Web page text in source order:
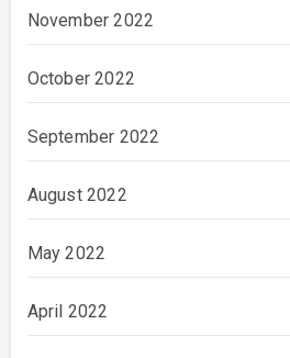
November 2022
October 2022
September 2022
August 2022
May 2022
April 2022